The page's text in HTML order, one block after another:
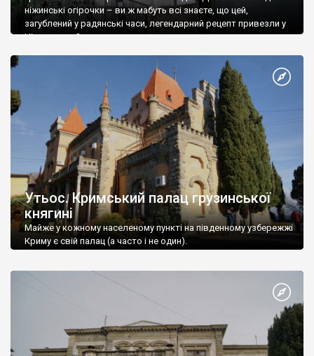
ніжинські огірочки – ви ж мабуть всі знаєте, що цей,
загублений у радянські часи, легендарний рецепт привезли у
Ніжин греки?
Утьос. Кримський палац грузинської
княгині
Майже у кожному населеному пункті на південному узбережжі
Криму є свій палац (а часто і не один).